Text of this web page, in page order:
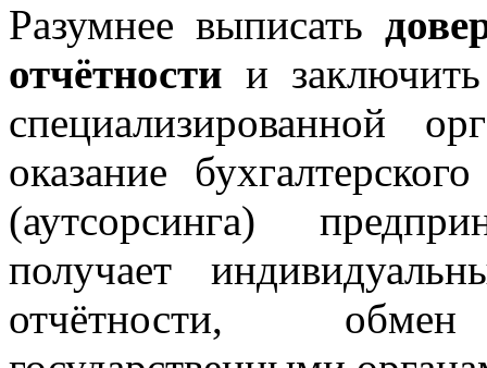
Разумнее выписать
отчётности и
специализированной
оказание
(аутсорсинга)
получает
отчётности,